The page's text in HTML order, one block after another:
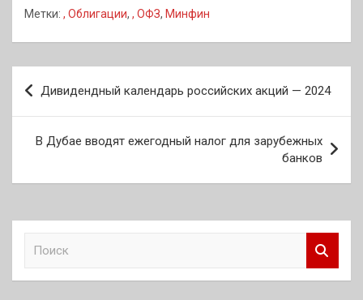
Метки: , Облигации, , ОФЗ, Минфин
Навигация
по
записям
Дивидендный календарь российских акций — 2024
В Дубае вводят ежегодный налог для зарубежных
банков